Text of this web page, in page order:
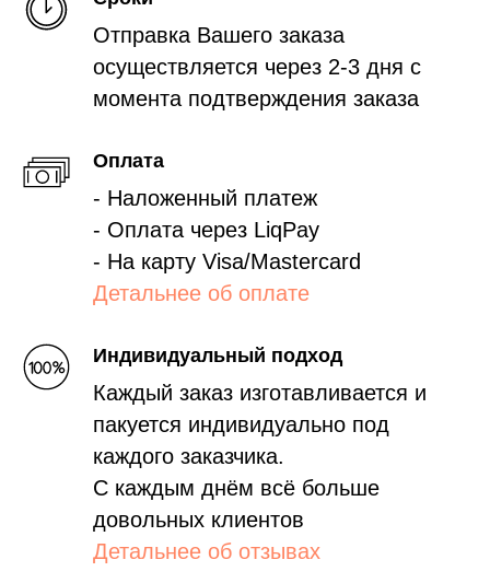
Отправка Вашего заказа
осуществляется через 2-3 дня с
момента подтверждения заказа
Оплата
- Наложенный платеж
- Оплата через LiqPay
- На карту Visa/Mastercard
Детальнее об оплате
Индивидуальный подход
Каждый заказ изготавливается и
пакуется индивидуально под
каждого заказчика.
С каждым днём всё больше
довольных клиентов
Детальнее об отзывах